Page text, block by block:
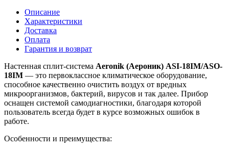
Описание
Характеристики
Доставка
Оплата
Гарантия и возврат
Настенная сплит-система Aeronik (Аероник) ASI-18IM/ASO-
18IM — это первоклассное климатическое оборудование,
способное качественно очистить воздух от вредных
микроорганизмов, бактерий, вирусов и так далее. Прибор
оснащен системой самодиагностики, благодаря которой
пользователь всегда будет в курсе возможных ошибок в
работе.
Особенности и преимущества: